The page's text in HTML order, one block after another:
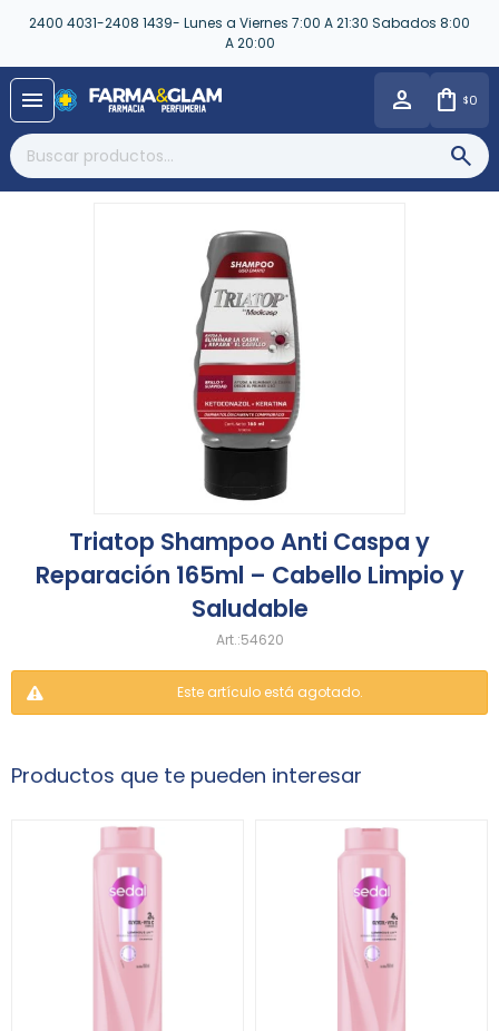
2400 4031-2408 1439- Lunes a Viernes 7:00 A 21:30 Sabados 8:00
A 20:00
menu $0
Triatop Shampoo Anti Caspa y
Reparación 165ml – Cabello Limpio y
Saludable
54620
Este artículo está agotado.
Productos que te pueden interesar